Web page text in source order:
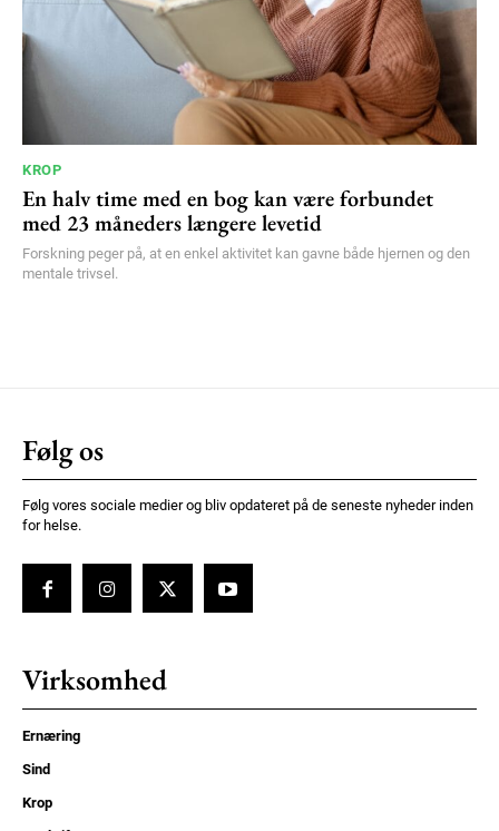
KROP
En halv time med en bog kan være forbundet
med 23 måneders længere levetid
Forskning peger på, at en enkel aktivitet kan gavne både hjernen og den
mentale trivsel.
Følg os
Følg vores sociale medier og bliv opdateret på de seneste nyheder inden
for helse.
Virksomhed
Ernæring
Sind
Krop